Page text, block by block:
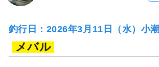
釣行日：2026年3月11日（水）小潮
メバル